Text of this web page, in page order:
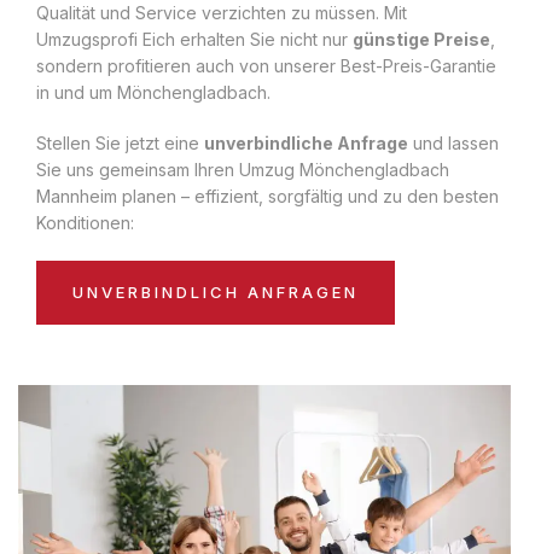
Qualität und Service verzichten zu müssen. Mit
Umzugsprofi Eich erhalten Sie nicht nur günstige Preise
sondern profitieren auch von unserer Best-Preis-Garantie
in und um Mönchengladbach.
Stellen Sie jetzt eine unverbindliche Anfrage und lassen
Sie uns gemeinsam Ihren Umzug Mönchengladbach
Mannheim planen – effizient, sorgfältig und zu den besten
Konditionen:
UNVERBINDLICH ANFRAGEN